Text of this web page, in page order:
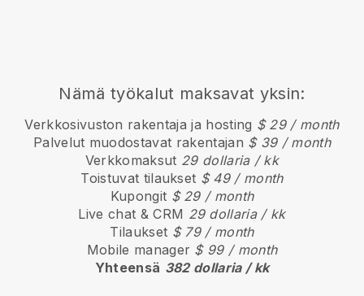
Nämä työkalut maksavat yksin:
Verkkosivuston rakentaja ja hosting $ 29 / month
Palvelut muodostavat rakentajan $ 39 / month
Verkkomaksut 29 dollaria / kk
Toistuvat tilaukset $ 49 / month
Kupongit $ 29 / month
Live chat & CRM 29 dollaria / kk
Tilaukset $ 79 / month
Mobile manager $ 99 / month
Yhteensä 382 dollaria / kk